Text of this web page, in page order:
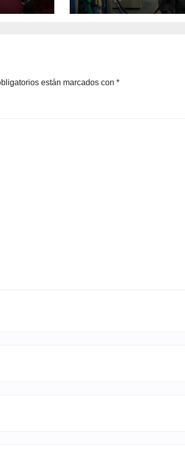
de
la nafta súper
superó los $2.100
están marcados con *